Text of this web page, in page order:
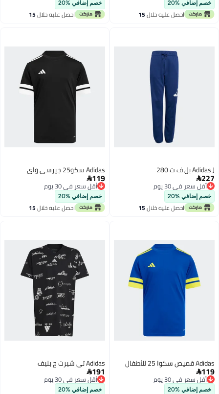
خصم إضافي %20
احصل عليه خلال15
خصم إضافي %20
احصل عليه خلال15
Adidas J بل ف ت 280
227
أقل سعر في 30 يوم
أقل سعر في 30 يوم
خصم إضافي %20
احصل عليه خلال15
Adidas سكو25 جيرسي واي
119
أقل سعر في 30 يوم
أقل سعر في 30 يوم
خصم إضافي %20
احصل عليه خلال15
Adidas قميص سكوا 25 للأطفال
119
أقل سعر في 30 يوم
أقل سعر في 30 يوم
خصم إضافي %20
Adidas تي شيرت ج بليف
191
أقل سعر في 30 يوم
أقل سعر في 30 يوم
خصم إضافي %20